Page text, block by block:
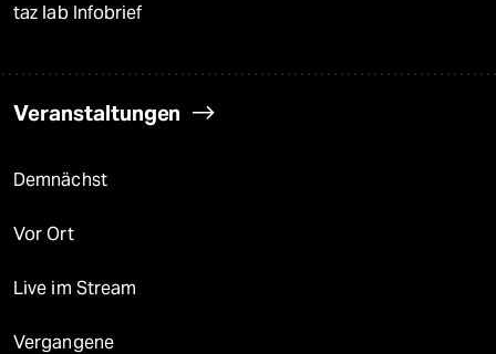
taz lab Infobrief
Veranstaltungen
Demnächst
Vor Ort
Live im Stream
Vergangene